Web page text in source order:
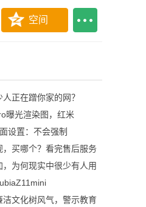
空间
正在蹭你家的网？
曝光渲染图，红米
设置：不会强制
，买哪个？看完售后服务
为何现实中很少有人用
洁文化树风气，警示教育